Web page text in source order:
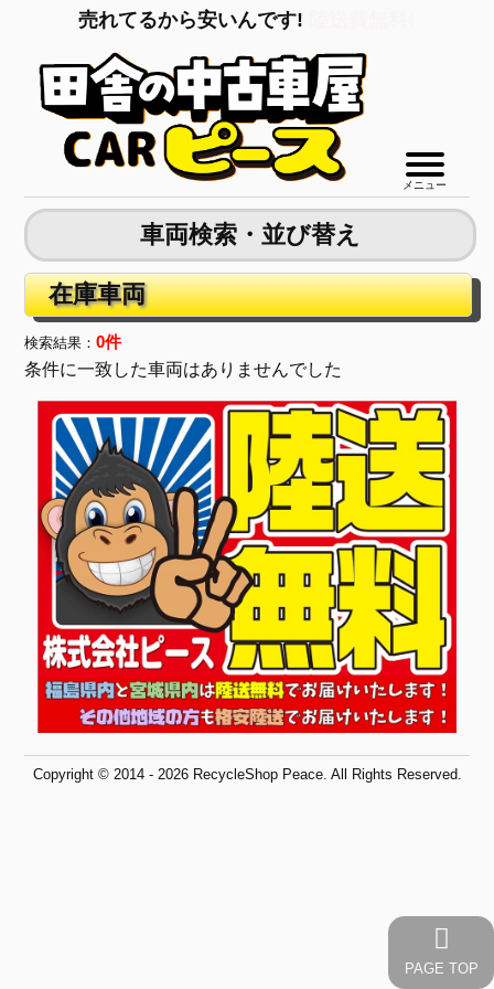
売れてるから安いんです!
メニュー
車両検索・並び替え
在庫車両
検索結果：0件
条件に一致した車両はありませんでした
Copyright © 2014 - 2026 RecycleShop Peace. All Rights Reserved.